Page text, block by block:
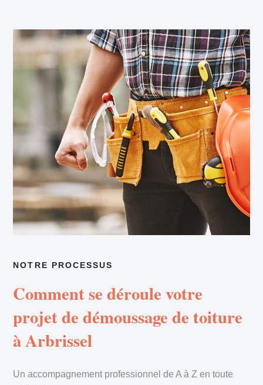
NOTRE PROCESSUS
Comment se déroule votre
projet de démoussage de toiture
à Arbrissel
Un accompagnement professionnel de A à Z en toute